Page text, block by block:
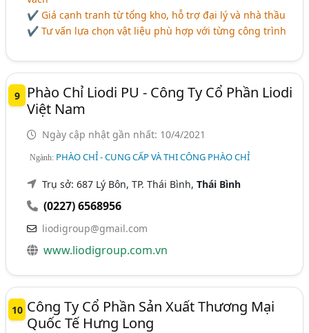
✔ Giá cạnh tranh từ tổng kho, hỗ trợ đại lý và nhà thầu
✔ Tư vấn lựa chọn vật liệu phù hợp với từng công trình
9
Phào Chỉ Liodi PU - Công Ty Cổ Phần Liodi
Việt Nam
Ngày cập nhật gần nhất: 10/4/2021
Ngành: PHÀO CHỈ - CUNG CẤP VÀ THI CÔNG PHÀO CHỈ
Trụ sở: 687 Lý Bôn, TP. Thái Bình,Thái Bình
(0227) 6568956
liodigroup@gmail.com
www.liodigroup.com.vn
10 Công Ty Cổ Phần Sản Xuất Thương Mại
Quốc Tế Hưng Long